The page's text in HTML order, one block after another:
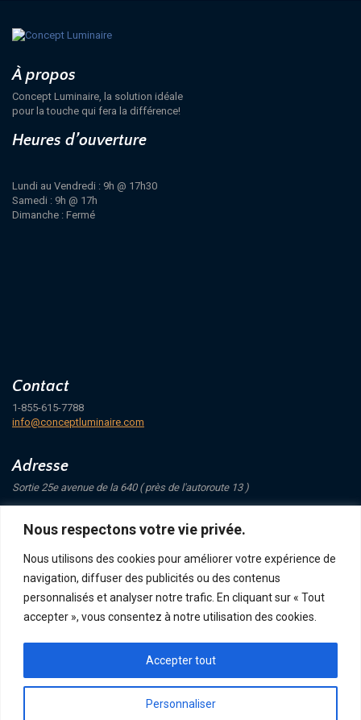
Nous respectons votre vie privée.
Nous utilisons des cookies pour améliorer votre expérience de
navigation, diffuser des publicités ou des contenus
personnalisés et analyser notre trafic. En cliquant sur « Tout
accepter », vous consentez à notre utilisation des cookies.
Personnaliser
Accepter tout
À propos
Concept Luminaire, la solution idéale
pour la touche qui fera la différence!
Heures d’ouverture
Lundi au Vendredi : 9h @ 17h30
Samedi : 9h @ 17h
Dimanche : Fermé
Contact
1-855-615-7788
info@conceptluminaire.com
Adresse
Sortie 25e avenue de la 640 ( près de l'autoroute 13 )
Saint-Eustache
Suivez-nous
POLITIQUE DE CONFIDENTIALITÉ